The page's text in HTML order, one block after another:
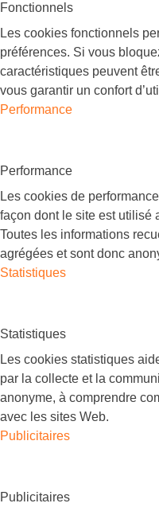
Fonctionnels
Les cookies fonctionnels
préférences. Si vous
caractéristiques peuvent
vous garantir un confort
Performance
Performance
Les cookies de
façon dont le site est utilisé
Toutes les informations
agrégées et sont donc
Statistiques
Statistiques
Les cookies statistiques
par la collecte et la
anonyme, à comprendre
avec les sites Web.
Publicitaires
Publicitaires